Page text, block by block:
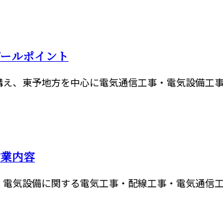
ルポイント
、東予地方を中心に電気通信工事・電気設備工
内容
気設備に関する電気工事・配線工事・電気通信